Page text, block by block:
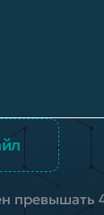
превышать